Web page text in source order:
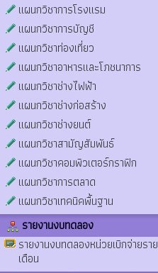
แผนกวิชาการโรงแรม
แผนกวิชาการบัญชี
แผนกวิชาท่องเที่ยว
แผนกวิชาอาหารและโภชนาการ
แผนกวิชาช่างไฟฟ้า
แผนกวิชาช่างก่อสร้าง
แผนกวิชาช่างยนต์
แผนกวิชาสามัญสัมพันธ์
แผนกวิชาคอมพิวเตอร์กราฟิก
แผนกวิชาการตลาด
แผนกวิชาเทคนิคพื้นฐาน
รายงานงบทดลอง
รายงานงบทดลองหน่วยเบิกจ่ายราย
เดือน